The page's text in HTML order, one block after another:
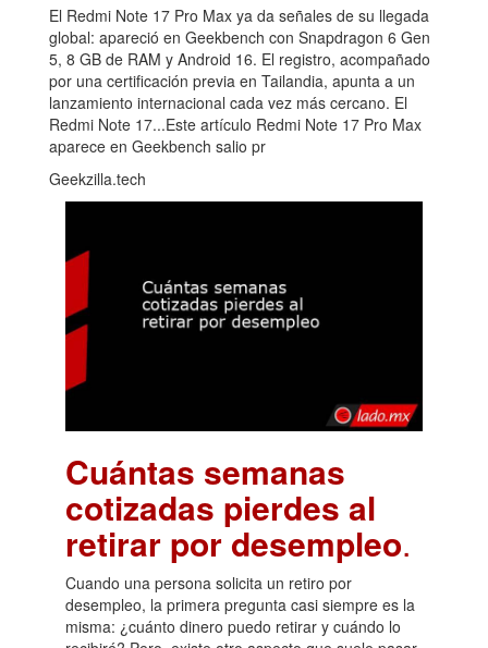
El Redmi Note 17 Pro Max ya da señales de su llegada
global: apareció en Geekbench con Snapdragon 6 Gen
5, 8 GB de RAM y Android 16. El registro, acompañado
por una certificación previa en Tailandia, apunta a un
lanzamiento internacional cada vez más cercano. El
Redmi Note 17...Este artículo Redmi Note 17 Pro Max
aparece en Geekbench salio pr
Geekzilla.tech
Cuántas semanas
cotizadas pierdes al
retirar por desempleo.
Cuando una persona solicita un retiro por
desempleo, la primera pregunta casi siempre es la
misma: ¿cuánto dinero puedo retirar y cuándo lo